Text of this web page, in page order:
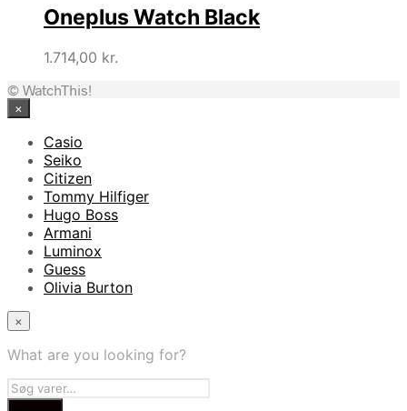
Oneplus Watch Black
1.714,00 kr.
© WatchThis!
×
Casio
Seiko
Citizen
Tommy Hilfiger
Hugo Boss
Armani
Luminox
Guess
Olivia Burton
×
What are you looking for?